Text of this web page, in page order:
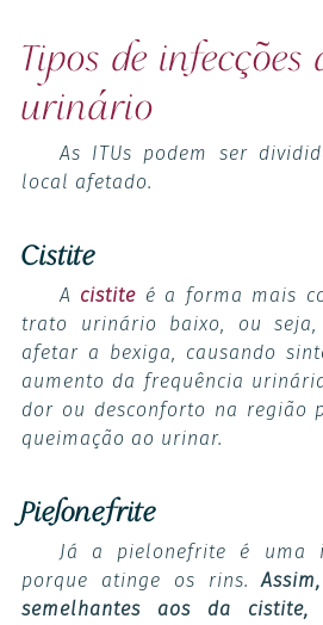
Tipos de infecções
urinário
As ITUs podem ser
local afetado.
Cistite
A cistite é a forma mais
trato urinário baixo, ou
afetar a bexiga, causando
aumento da frequência
dor ou desconforto na região
queimação ao urinar.
Pielonefrite
Já a pielonefrite é uma
porque atinge os rins.
semelhantes aos da